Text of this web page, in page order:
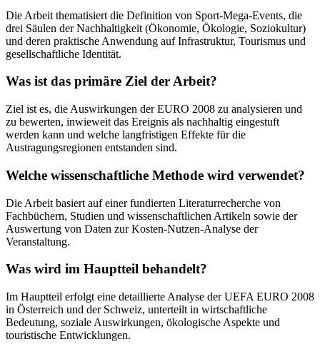
Die Arbeit thematisiert die Definition von Sport-Mega-Events, die
drei Säulen der Nachhaltigkeit (Ökonomie, Ökologie, Soziokultur)
und deren praktische Anwendung auf Infrastruktur, Tourismus und
gesellschaftliche Identität.
Was ist das primäre Ziel der Arbeit?
Ziel ist es, die Auswirkungen der EURO 2008 zu analysieren und
zu bewerten, inwieweit das Ereignis als nachhaltig eingestuft
werden kann und welche langfristigen Effekte für die
Austragungsregionen entstanden sind.
Welche wissenschaftliche Methode wird verwendet?
Die Arbeit basiert auf einer fundierten Literaturrecherche von
Fachbüchern, Studien und wissenschaftlichen Artikeln sowie der
Auswertung von Daten zur Kosten-Nutzen-Analyse der
Veranstaltung.
Was wird im Hauptteil behandelt?
Im Hauptteil erfolgt eine detaillierte Analyse der UEFA EURO 2008
in Österreich und der Schweiz, unterteilt in wirtschaftliche
Bedeutung, soziale Auswirkungen, ökologische Aspekte und
touristische Entwicklungen.